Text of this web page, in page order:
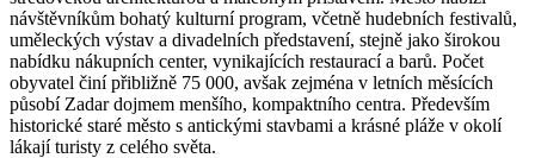
návštěvníkům bohatý kulturní program, včetně hudebních festivalů,
uměleckých výstav a divadelních představení, stejně jako širokou
nabídku nákupních center, vynikajících restaurací a barů. Počet
obyvatel činí přibližně 75 000, avšak zejména v letních měsících
působí Zadar dojmem menšího, kompaktního centra. Především
historické staré město s antickými stavbami a krásné pláže v okolí
lákají turisty z celého světa.